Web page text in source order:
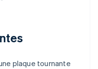
plaque tournante